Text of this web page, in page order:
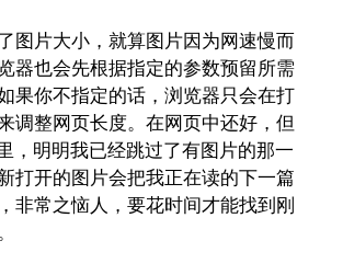
图片大小，就算图片因为网速慢而
器也会先根据指定的参数预留所需
果你不指定的话，浏览器只会在打
调整网页长度。在网页中还好，但
，明明我已经跳过了有图片的那一
打开的图片会把我正在读的下一篇
非常之恼人，要花时间才能找到刚